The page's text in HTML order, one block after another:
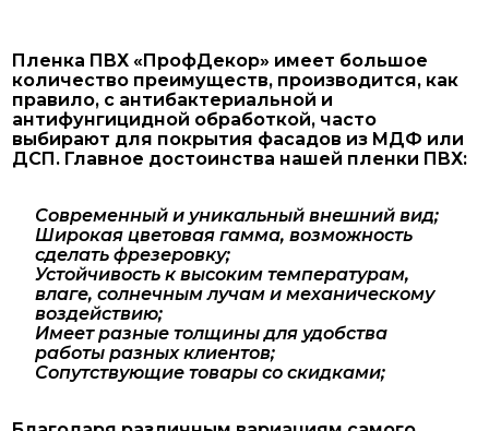
Пленка ПВХ «ПрофДекор» имеет большое
количество преимуществ, производится, как
правило, с антибактериальной и
антифунгицидной обработкой, часто
выбирают для покрытия фасадов из МДФ или
ДСП. Главное достоинства нашей пленки ПВХ:
Современный и уникальный внешний вид;
Широкая цветовая гамма, возможность
сделать фрезеровку;
Устойчивость к высоким температурам,
влаге, солнечным лучам и механическому
воздействию;
Имеет разные толщины для удобства
работы разных клиентов;
Сопутствующие товары со скидками;